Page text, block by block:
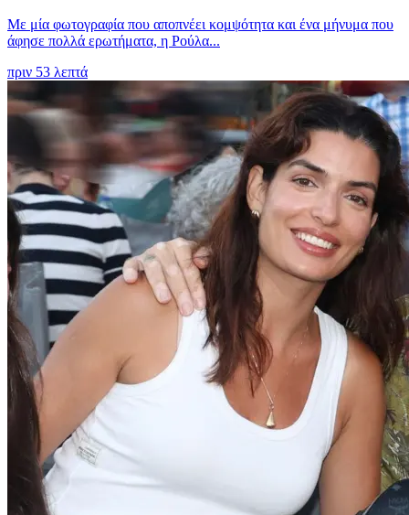
Με μία φωτογραφία που αποπνέει κομψότητα και ένα μήνυμα που
άφησε πολλά ερωτήματα, η Ρούλα...
πριν 53 λεπτά